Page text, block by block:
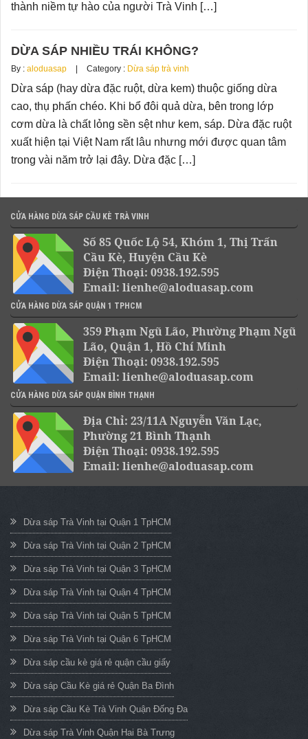
thành niềm tự hào của người Trà Vinh […]
DỪA SÁP NHIỀU TRÁI KHÔNG?
By : aloduasap Category : Dừa sáp trà vinh
Dừa sáp (hay dừa đặc ruột, dừa kem) thuộc giống dừa
cao, thụ phấn chéo. Khi bổ đôi quả dừa, bên trong lớp
cơm dừa là chất lỏng sền sệt như kem, sáp. Dừa đặc ruột
xuất hiện tại Việt Nam rất lâu nhưng mới được quan tâm
trong vài năm trở lại đây. Dừa đặc […]
CỬA HÀNG DỪA SÁP CẦU KÈ TRÀ VINH
Số 85 Quốc Lộ 54, Khóm 1, Thị Trấn
Cầu Kè, Huyện Cầu Kè
Điện Thoại: 0938.192.595
Email: lienhe@aloduasap.com
CỬA HÀNG DỪA SÁP QUẬN 1 TPHCM
359 Phạm Ngũ Lão, Phường Phạm Ngũ
Lão, Quận 1, Hồ Chí Minh
Điện Thoại: 0938.192.595
Email: lienhe@aloduasap.com
CỬA HÀNG DỪA SÁP QUẬN BÌNH THẠNH
Địa Chỉ: 23/11A Nguyễn Văn Lạc,
Phường 21 Bình Thạnh
Điện Thoại: 0938.192.595
Email: lienhe@aloduasap.com
Dừa sáp Trà Vinh tại Quận 1 TpHCM
Dừa sáp Trà Vinh tại Quận 2 TpHCM
Dừa sáp Trà Vinh tại Quận 3 TpHCM
Dừa sáp Trà Vinh tại Quận 4 TpHCM
Dừa sáp Trà Vinh tại Quận 5 TpHCM
Dừa sáp Trà Vinh tại Quận 6 TpHCM
Dừa sáp cầu kè giá rẻ quận cầu giấy
Dừa sáp Cầu Kè giá rẻ Quận Ba Đình
Dừa sáp Cầu Kè Trà Vinh Quận Đống Đa
Dừa sáp Trà Vinh Quận Hai Bà Trưng